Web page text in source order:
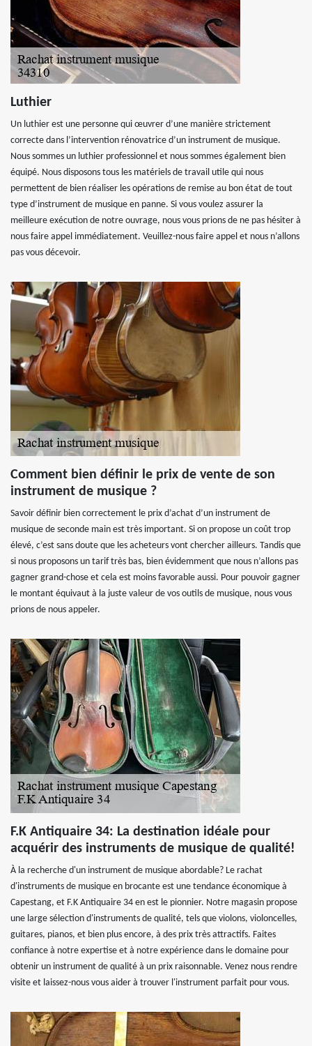
Luthier
Un luthier est une personne qui œuvrer d’une manière strictement
correcte dans l’intervention rénovatrice d’un instrument de musique.
Nous sommes un luthier professionnel et nous sommes également bien
équipé. Nous disposons tous les matériels de travail utile qui nous
permettent de bien réaliser les opérations de remise au bon état de tout
type d’instrument de musique en panne. Si vous voulez assurer la
meilleure exécution de notre ouvrage, nous vous prions de ne pas hésiter à
nous faire appel immédiatement. Veuillez-nous faire appel et nous n’allons
pas vous décevoir.
Comment bien définir le prix de vente de son
instrument de musique ?
Savoir définir bien correctement le prix d’achat d’un instrument de
musique de seconde main est très important. Si on propose un coût trop
élevé, c’est sans doute que les acheteurs vont chercher ailleurs. Tandis que
si nous proposons un tarif très bas, bien évidemment que nous n’allons pas
gagner grand-chose et cela est moins favorable aussi. Pour pouvoir gagner
le montant équivaut à la juste valeur de vos outils de musique, nous vous
prions de nous appeler.
F.K Antiquaire 34: La destination idéale pour
acquérir des instruments de musique de qualité!
À la recherche d'un instrument de musique abordable? Le rachat
d'instruments de musique en brocante est une tendance économique à
Capestang, et F.K Antiquaire 34 en est le pionnier. Notre magasin propose
une large sélection d'instruments de qualité, tels que violons, violoncelles,
guitares, pianos, et bien plus encore, à des prix très attractifs. Faites
confiance à notre expertise et à notre expérience dans le domaine pour
obtenir un instrument de qualité à un prix raisonnable. Venez nous rendre
visite et laissez-nous vous aider à trouver l'instrument parfait pour vous.